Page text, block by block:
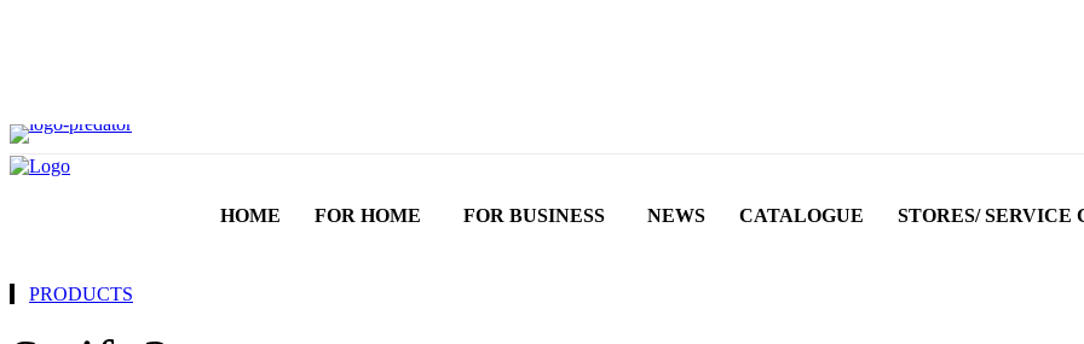
HOME FOR HOME FOR BUSINESS NEWS CATALOGUE STORES/ SERVICE
PRODUCTS